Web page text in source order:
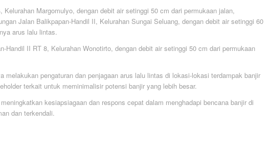
Margomulyo, dengan debit air setinggi 50 cm dari permukaan jalan,
Jalan Balikpapan-Handil II, Kelurahan Sungai Seluang, dengan debit air setinggi 60
arus lalu lintas.
Handil II RT 8, Kelurahan Wonotirto, dengan debit air setinggi 50 cm dari permukaan
melakukan pengaturan dan penjagaan arus lalu lintas di lokasi-lokasi terdampak banjir
terkait untuk meminimalisir potensi banjir yang lebih besar.
kesiapsiagaan dan respons cepat dalam menghadapi bencana banjir di
dan terkendali.